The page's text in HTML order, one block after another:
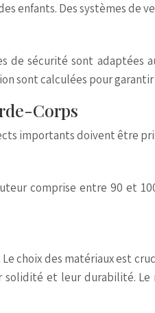
enfants. Des systèmes de
sécurité sont adaptées
sont calculées pour
Corps
importants doivent être
comprise entre 90 et
choix des matériaux est
solidité et leur durabilité.